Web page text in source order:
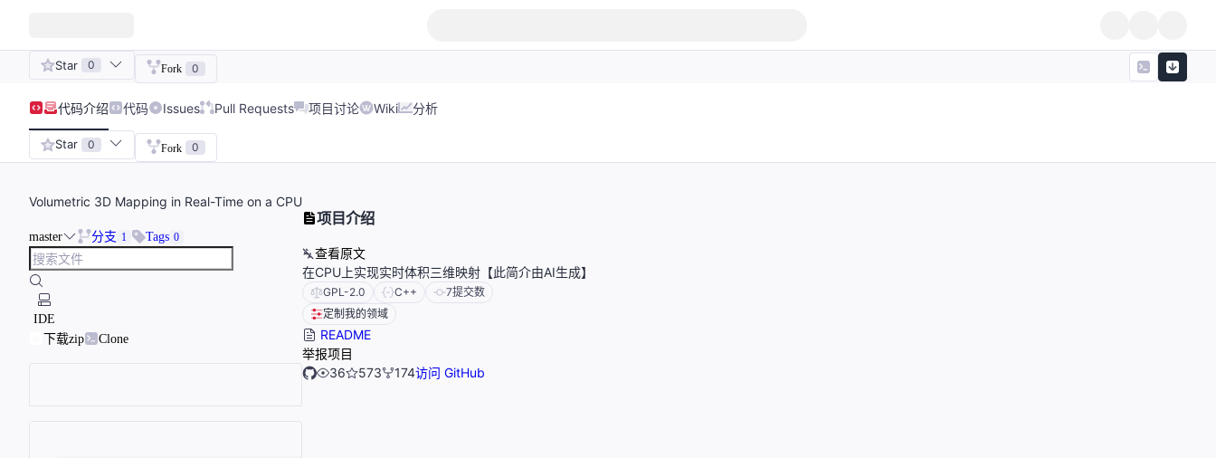
Star 0 Fork 0
代码介绍 代码 Issues Pull Requests 项目讨论 Wiki 分析
Star 0 Fork 0
Volumetric 3D Mapping in Real-Time on a CPU
master 分支 1 Tags 0
IDE
下载zip
Clone
项目介绍
查看原文
在CPU上实现实时体积三维映射【此简介由AI生成】
GPL-2.0 C++ 7提交数
定制我的领域
README
举报项目
36
573 174访问 GitHub